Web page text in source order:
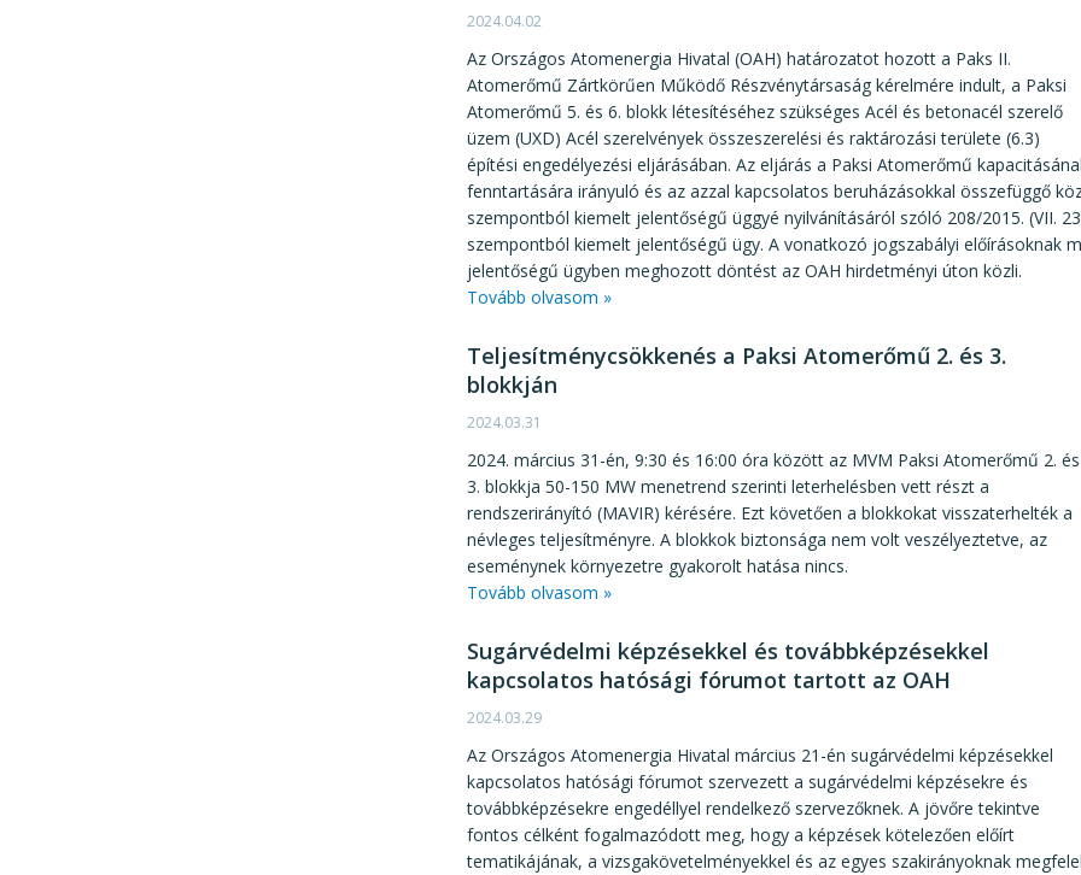
2024.04.02
Az Országos Atomenergia Hivatal (OAH) határozatot hozott a Paks II.
Atomerőmű Zártkörűen Működő Részvénytársaság kérelmére indult, a Paksi
Atomerőmű 5. és 6. blokk létesítéséhez szükséges Acél és betonacél szerelő
üzem (UXD) Acél szerelvények összeszerelési és raktározási területe (6.3)
építési engedélyezési eljárásában. Az eljárás a Paksi Atomerőmű
fenntartására irányuló és az azzal kapcsolatos beruházásokkal összefüggő
szempontból kiemelt jelentőségű üggyé nyilvánításáról szóló 208/2015. (VII.
szempontból kiemelt jelentőségű ügy. A vonatkozó jogszabályi előírásoknak
jelentőségű ügyben meghozott döntést az OAH hirdetményi úton közli.
Tovább olvasom »
Teljesítménycsökkenés a Paksi Atomerőmű 2. és 3.
blokkján
2024.03.31
2024. március 31-én, 9:30 és 16:00 óra között az MVM Paksi Atomerőmű 2. és
3. blokkja 50-150 MW menetrend szerinti leterhelésben vett részt a
rendszerirányító (MAVIR) kérésére. Ezt követően a blokkokat visszaterhelték a
névleges teljesítményre. A blokkok biztonsága nem volt veszélyeztetve, az
eseménynek környezetre gyakorolt hatása nincs.
Tovább olvasom »
Sugárvédelmi képzésekkel és továbbképzésekkel
kapcsolatos hatósági fórumot tartott az OAH
2024.03.29
Az Országos Atomenergia Hivatal március 21-én sugárvédelmi képzésekkel
kapcsolatos hatósági fórumot szervezett a sugárvédelmi képzésekre és
továbbképzésekre engedéllyel rendelkező szervezőknek. A jövőre tekintve
fontos célként fogalmazódott meg, hogy a képzések kötelezően előírt
tematikájának, a vizsgakövetelményekkel és az egyes szakirányoknak